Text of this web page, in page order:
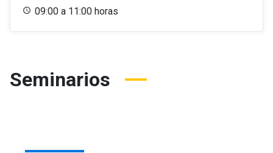
09:00 a 11:00 horas
Seminarios